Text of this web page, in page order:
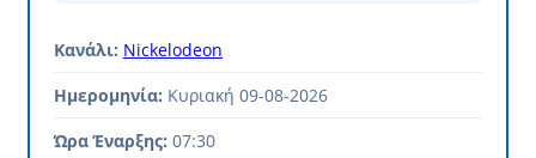
Κανάλι: Nickelodeon
Ημερομηνία: Κυριακή 09-08-2026
Ώρα Έναρξης: 07:30